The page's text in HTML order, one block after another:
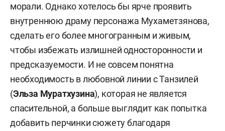
морали. Однако хотелось бы ярче проявить
внутреннюю драму персонажа Мухаметзянова,
сделать его более многогранным и живым,
чтобы избежать излишней односторонности и
предсказуемости. И не совсем понятна
необходимость в любовной линии с Танзилей
(Эльза Муратхузина), которая не является
спасительной, а больше выглядит как попытка
добавить перчинки сюжету благодаря